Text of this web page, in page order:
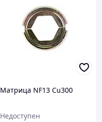
Матрица NF13 Cu300
Недоступен